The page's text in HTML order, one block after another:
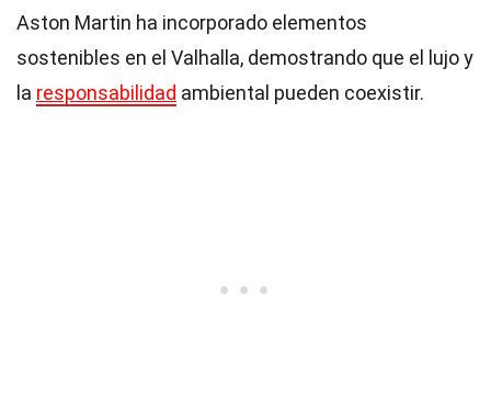
Aston Martin ha incorporado elementos
sostenibles en el Valhalla, demostrando que el lujo y
la responsabilidad ambiental pueden coexistir.